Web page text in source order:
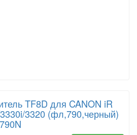
TF8D для CANON iR
3320 (фл,790,черный)